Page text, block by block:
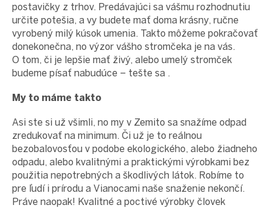
postavičky z trhov. Predávajúci sa vášmu rozhodnutiu
určite potešia, a vy budete mať doma krásny, ručne
vyrobený milý kúsok umenia. Takto môžeme pokračovať
donekonečna, no výzor vášho stromčeka je na vás.
O tom, či je lepšie mať živý, alebo umelý stromček
budeme písať nabudúce – tešte sa .
My to máme takto
Asi ste si už všimli, no my v Zemito sa snažíme odpad
zredukovať na minimum. Či už je to reálnou
bezobalovosťou v podobe ekologického, alebo žiadneho
odpadu, alebo kvalitnými a praktickými výrobkami bez
použitia nepotrebných a škodlivých látok. Robíme to
pre ľudí i prírodu a Vianocami naše snaženie nekončí.
Práve naopak! Kvalitné a poctivé výrobky človek